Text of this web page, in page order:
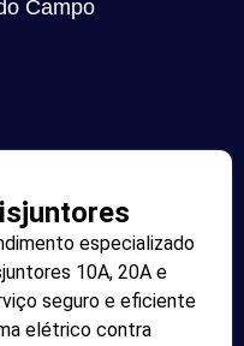
Campo
especializado
10A, 20A e
seguro e eficiente
elétrico contra